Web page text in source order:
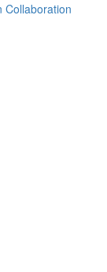
Collaboration